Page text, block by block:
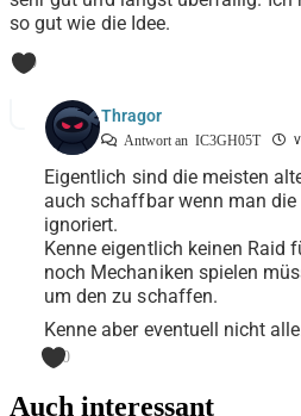
so gut wie die Idee.
0
Thragor
Antwort an IC3GH05T
Eigentlich sind die meisten
auch schaffbar wenn man
ignoriert.
Kenne eigentlich keinen Raid
noch Mechaniken spielen
um den zu schaffen.
Kenne aber eventuell nicht
0
Auch interessant